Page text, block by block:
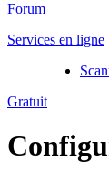
Forum
Services en ligne
Gratuit